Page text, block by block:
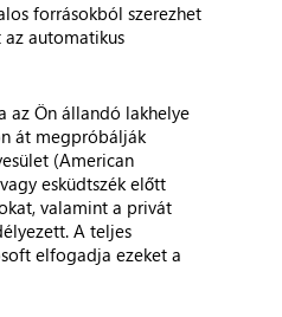
forrásokból szerezhet
automatikus
az Ön állandó lakhelye
át megpróbálják
(American
esküdtszék előtt
valamint a privát
A teljes
elfogadja ezeket a